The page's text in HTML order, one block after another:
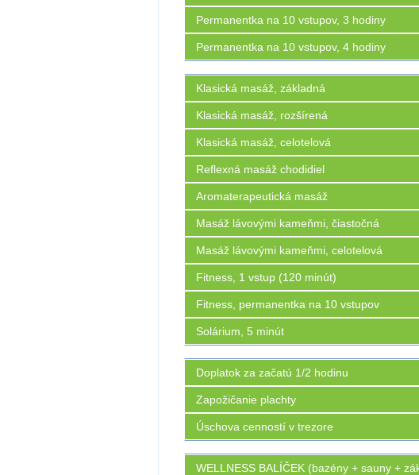
Permanentka na 10 vstupov, 3 hodiny
Permanentka na 10 vstupov, 4 hodiny
Klasická masáž, základná
Klasická masáž, rozšírená
Klasická masáž, celotelová
Reflexná masáž chodidiel
Aromaterapeutická masáž
Masáž lávovými kameňmi, čiastočná
Masáž lávovými kameňmi, celotelová
Fitness, 1 vstup (120 minút)
Fitness, permanentka na 10 vstupov
Solárium, 5 minút
Doplatok za začatú 1/2 hodinu
Zapožičanie plachty
Úschova cenností v trezore
WELLNESS BALÍČEK (bazény + sauny +